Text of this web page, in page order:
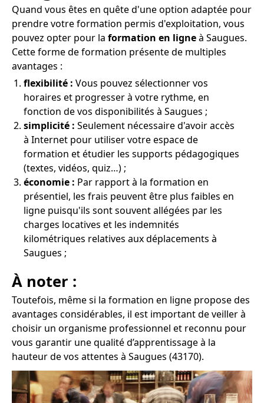
Quand vous êtes en quête d'une option adaptée pour
prendre votre formation permis d'exploitation, vous
pouvez opter pour la formation en ligneà Saugues.
Cette forme de formation présente de multiples
avantages :
flexibilité : Vous pouvez sélectionner vos
horaires et progresser à votre rythme, en
fonction de vos disponibilités à Saugues ;
simplicité : Seulement nécessaire d'avoir accès
à Internet pour utiliser votre espace de
formation et étudier les supports pédagogiques
(textes, vidéos, quiz…) ;
économie : Par rapport à la formation en
présentiel, les frais peuvent être plus faibles en
ligne puisqu'ils sont souvent allégées par les
charges locatives et les indemnités
kilométriques relatives aux déplacements à
Saugues ;
À noter :
Toutefois, même si la formation en ligne propose des
avantages considérables, il est important de veiller à
choisir un organisme professionnel et reconnu pour
vous garantir une qualité d’apprentissage à la
hauteur de vos attentes à Saugues (43170).